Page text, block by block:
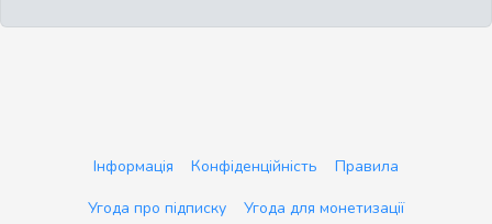
Інформація Конфіденційність
Правила
Угода про підписку
Угода для монетизації